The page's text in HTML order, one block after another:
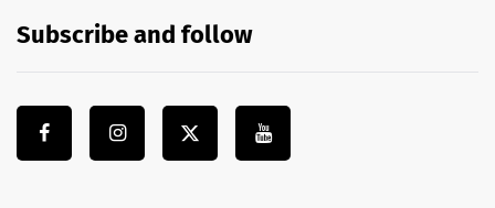
Subscribe and follow